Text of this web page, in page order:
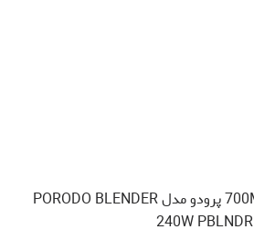
مخلوط کن و شیکر 700ML پرودو مدل PORODO BLENDER
240W PBLNDR